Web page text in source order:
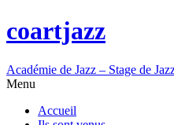
coartjazz
Académie de Jazz – Stage de
Menu
Accueil